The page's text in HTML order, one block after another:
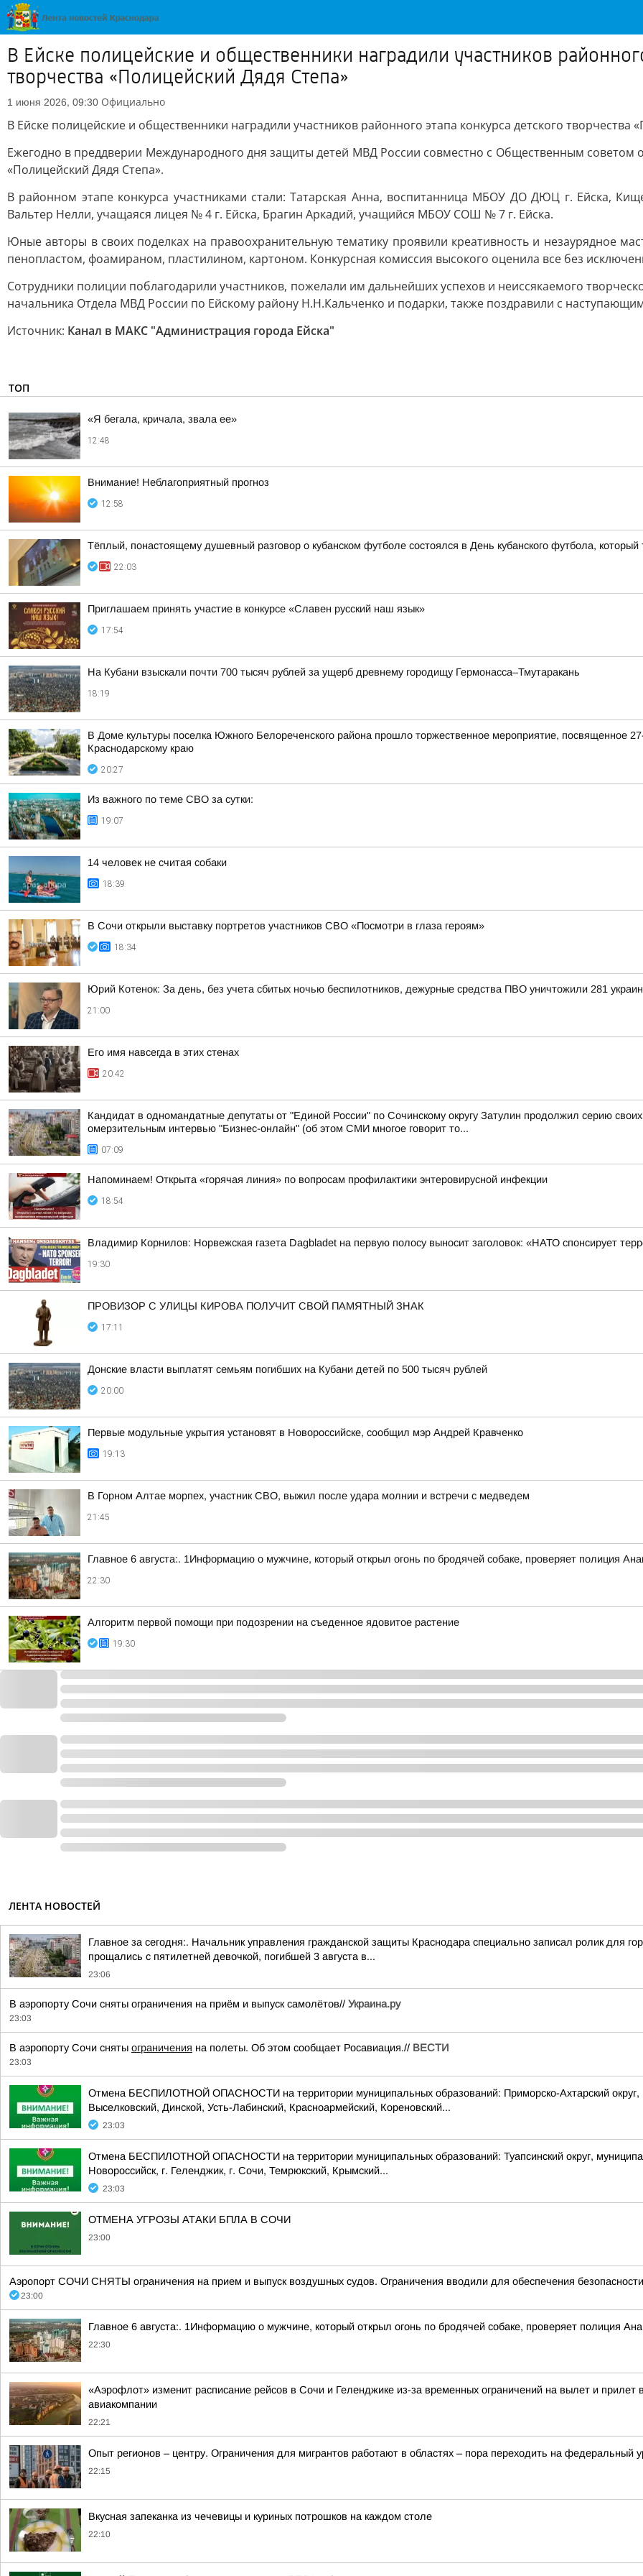
В Ейске полицейские и общественники наградили участников
творчества «Полицейский Дядя Степа»
1 июня 2026, 09:30 Официально
В Ейске полицейские и общественники наградили участников районного этапа конкурса детского творчества
Ежегодно в преддверии Международного дня защиты детей МВД России совместно с Общественным советом
«Полицейский Дядя Степа».
В районном этапе конкурса участниками стали: Татарская Анна, воспитанница МБОУ ДО ДЮЦ г. Ейска,
Вальтер Нелли, учащаяся лицея № 4 г. Ейска, Брагин Аркадий, учащийся МБОУ СОШ № 7 г. Ейска.
Юные авторы в своих поделках на правоохранительную тематику проявили креативность и незаурядное
пенопластом, фоамираном, пластилином, картоном. Конкурсная комиссия высокого оценила все без
Сотрудники полиции поблагодарили участников, пожелали им дальнейших успехов и неиссякаемого
начальника Отдела МВД России по Ейскому району Н.Н.Кальченко и подарки, также поздравили с
Источник: Канал в МАКС "Администрация города Ейска"
ТОП
«Я бегала, кричала, звала ее»
12:48
Внимание! Неблагоприятный прогноз
12:58
Тёплый, понастоящему душевный разговор о кубанском футболе состоялся в День кубанского футбола, который
22:03
Приглашаем принять участие в конкурсе «Славен русский наш язык»
17:54
На Кубани взыскали почти 700 тысяч рублей за ущерб древнему городищу Гермонасса–Тмутаракань
18:19
В Доме культуры поселка Южного Белореченского района прошло торжественное мероприятие,
Краснодарскому краю
20:27
Из важного по теме СВО за сутки:
19:07
14 человек не считая собаки
18:39
В Сочи открыли выставку портретов участников СВО «Посмотри в глаза героям»
18:34
Юрий Котенок: За день, без учета сбитых ночью беспилотников, дежурные средства ПВО уничтожили 281
21:00
Его имя навсегда в этих стенах
20:42
Кандидат в одномандатные депутаты от "Единой России" по Сочинскому округу Затулин продолжил серию
омерзительным интервью "Бизнес-онлайн" (об этом СМИ многое говорит то...
07:09
Напоминаем! Открыта «горячая линия» по вопросам профилактики энтеровирусной инфекции
18:54
Владимир Корнилов: Норвежская газета Dagbladet на первую полосу выносит заголовок: «НАТО спонсирует
19:30
ПРОВИЗОР С УЛИЦЫ КИРОВА ПОЛУЧИТ СВОЙ ПАМЯТНЫЙ ЗНАК
17:11
Донские власти выплатят семьям погибших на Кубани детей по 500 тысяч рублей
20:00
Первые модульные укрытия установят в Новороссийске, сообщил мэр Андрей Кравченко
19:13
В Горном Алтае морпех, участник СВО, выжил после удара молнии и встречи с медведем
21:45
Главное 6 августа:. 1Информацию о мужчине, который открыл огонь по бродячей собаке, проверяет полиция
22:30
Алгоритм первой помощи при подозрении на съеденное ядовитое растение
19:30
ЛЕНТА НОВОСТЕЙ
Главное за сегодня:. Начальник управления гражданской защиты Краснодара специально записал ролик для
прощались с пятилетней девочкой, погибшей 3 августа в...
23:06
В аэропорту Сочи сняты ограничения на приём и выпуск самолётов// Украина.ру
23:03
В аэропорту Сочи сняты ограничения на полеты. Об этом сообщает Росавиация.// ВЕСТИ
23:03
Отмена БЕСПИЛОТНОЙ ОПАСНОСТИ на территории муниципальных образований: Приморско-Ахтарский округ,
Выселковский, Динской, Усть-Лабинский, Красноармейский, Кореновский...
23:03
Отмена БЕСПИЛОТНОЙ ОПАСНОСТИ на территории муниципальных образований: Туапсинский округ,
Новороссийск, г. Геленджик, г. Сочи, Темрюкский, Крымский...
23:03
ОТМЕНА УГРОЗЫ АТАКИ БПЛА В СОЧИ
23:00
Аэропорт СОЧИ СНЯТЫ ограничения на прием и выпуск воздушных судов. Ограничения вводили для обеспечения
23:00
Главное 6 августа:. 1Информацию о мужчине, который открыл огонь по бродячей собаке, проверяет полиция
22:30
«Аэрофлот» изменит расписание рейсов в Сочи и Геленджике из-за временных ограничений на вылет и прилет
авиакомпании
22:21
Опыт регионов – центру. Ограничения для мигрантов работают в областях – пора переходить на федеральный
22:15
Вкусная запеканка из чечевицы и куриных потрошков на каждом столе
22:10